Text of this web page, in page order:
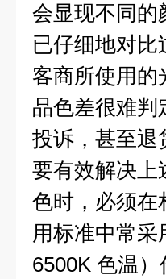
会显现不同的
已仔细地对
客商所使用的
品色差很难判
投诉，甚至退
要有效解决上
色时，必须在
用标准中常
6500K 色温